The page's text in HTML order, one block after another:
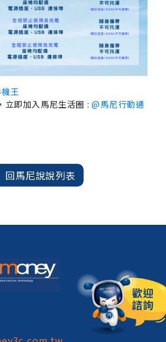
王
立即加入馬尼生活圈 :@馬尼行動通
回馬尼說說列表